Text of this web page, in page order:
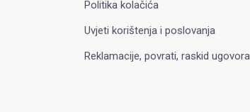
Politika kolačića
Uvjeti korištenja i poslovanja
Reklamacije, povrati, raskid ugovora